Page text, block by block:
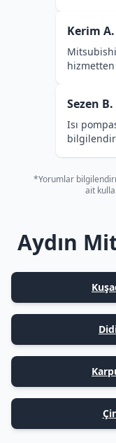
Kerim A.
Sezen B.
Isı
*Yorumlar
ait
Aydın